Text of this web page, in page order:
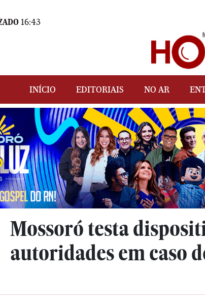
16:43
INÍCIO EDITORIAIS NO AR
Mossoró testa
autoridades em caso